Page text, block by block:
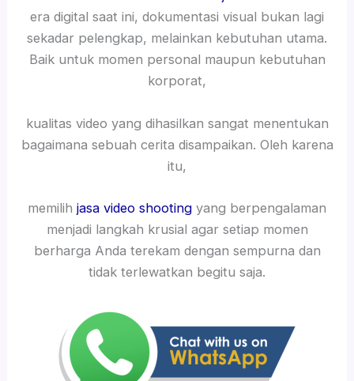
era digital saat ini, dokumentasi visual bukan lagi
sekadar pelengkap, melainkan kebutuhan utama.
Baik untuk momen personal maupun kebutuhan
korporat,
kualitas video yang dihasilkan sangat menentukan
bagaimana sebuah cerita disampaikan. Oleh karena
itu,
memilih jasa video shooting yang berpengalaman
menjadi langkah krusial agar setiap momen
berharga Anda terekam dengan sempurna dan
tidak terlewatkan begitu saja.